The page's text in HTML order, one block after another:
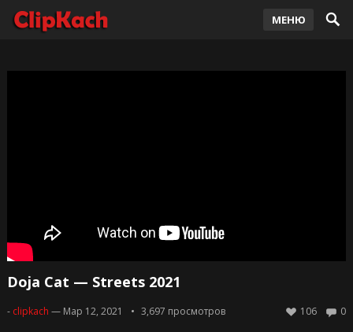
МЕНЮ
Doja Cat — Streets 2021
- clipkach — Мар 12, 2021 3,697 просмотров 0
106